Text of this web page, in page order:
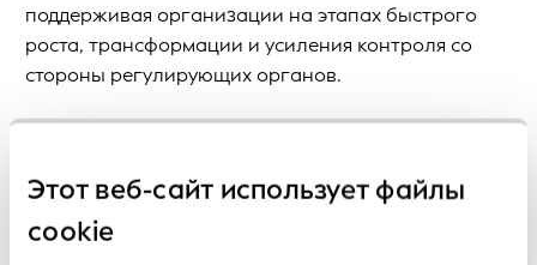
Этот веб-сайт использует файлы
cookie
поддерживая организации на этапах быстрого
роста, трансформации и усиления контроля со
стороны регулирующих органов.
расширяться, охватывая новые географии,
сектора и участников, мы осознаем необходимость